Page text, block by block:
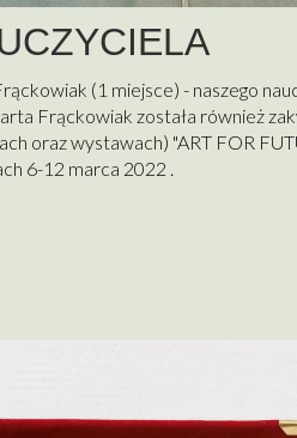
(1 miejsce) - naszego
Frąckowiak została również
oraz wystawach) "ART FOR
6-12 marca 2022 .